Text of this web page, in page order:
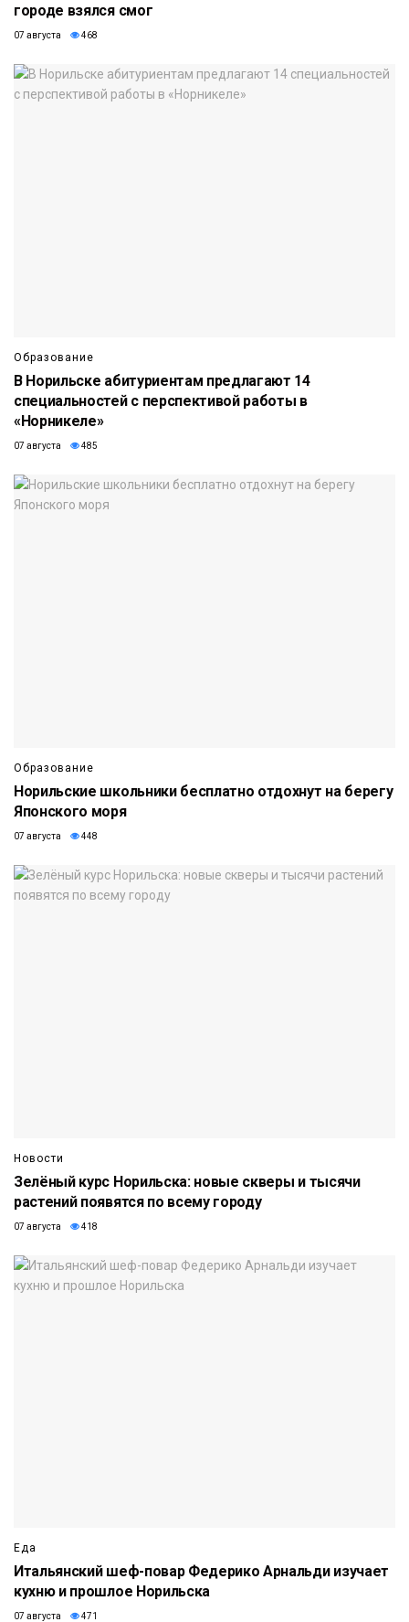
городе взялся смог
07 августа 468
Образование
В Норильске абитуриентам предлагают 14
специальностей с перспективой работы в
«Норникеле»
07 августа 485
Образование
Норильские школьники бесплатно отдохнут на берегу
Японского моря
07 августа 448
Новости
Зелёный курс Норильска: новые скверы и тысячи
растений появятся по всему городу
07 августа 418
Еда
Итальянский шеф-повар Федерико Арнальди изучает
кухню и прошлое Норильска
07 августа 471